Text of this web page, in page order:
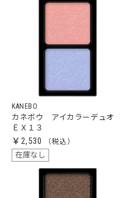
KANEBO
カネボウ アイカラーデュオ
ＥＸ１３
￥2,530
在庫なし